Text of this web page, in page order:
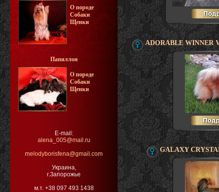
О породе
Собаки
Щенки
Папиллон
О породе
Собаки
Щенки
E-mail:
alena_005@mail.ru
melodyborisfena@gmail.com
Украина,
г.Запорожье
м.т. +38 097 493 1438
ADORABLE WINNER
GALAXY